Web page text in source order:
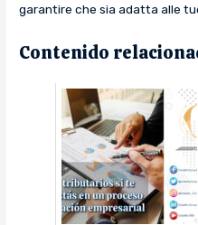
garantire che sia adatta alle
Contenido